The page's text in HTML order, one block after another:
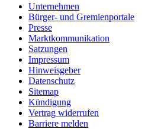
Unternehmen
Bürger- und Gremienportale
Presse
Marktkommunikation
Satzungen
Impressum
Hinweisgeber
Datenschutz
Sitemap
Kündigung
Vertrag widerrufen
Barriere melden